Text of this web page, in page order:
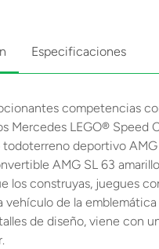
Especificaciones
competencias
Mercedes LEGO® Speed
deportivo AMG
AMG SL 63
los construyas, juegues
vehículo de la emblemática
de diseño, viene con